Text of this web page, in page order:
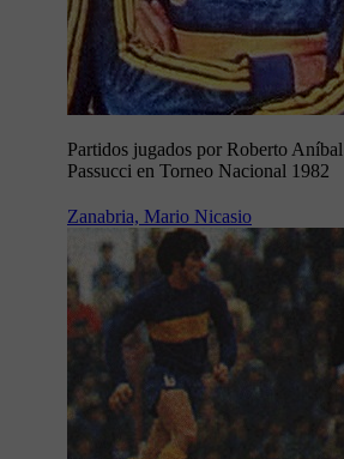
Partidos jugados por Roberto Aníbal
Passucci en Torneo Nacional 1982
Zanabria, Mario Nicasio